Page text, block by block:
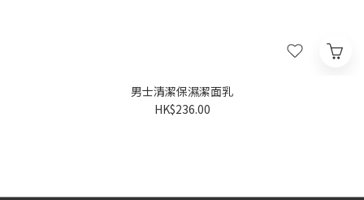
男士清潔保濕潔面乳
HK$236.00